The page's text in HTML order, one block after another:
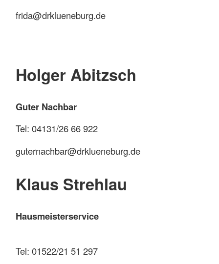
frida@drklueneburg.de
Holger Abitzsch
Guter Nachbar
Tel: 04131/26 66 922
guternachbar@drklueneburg.de
Klaus Strehlau
Hausmeisterservice
Tel: 01522/21 51 297